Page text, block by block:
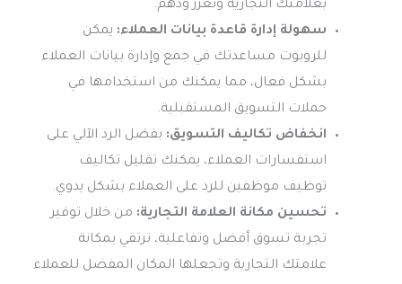
بعلامتك التجارية وتعزز ودّهم.
سهولة إدارة قاعدة بيانات العملاء: يمكن
للروبوت مساعدتك في جمع وإدارة بيانات العملاء
بشكل فعال، مما يمكنك من استخدامها في
حملات التسويق المستقبلية.
انخفاض تكاليف التسويق: بفضل الرد الآلي على
استفسارات العملاء، يمكنك تقليل تكاليف
توظيف موظفين للرد على العملاء بشكل يدوي.
تحسين مكانة العلامة التجارية: من خلال توفير
تجربة تسوق أفضل وتفاعلية، ترتقي بمكانة
علامتك التجارية وتجعلها المكان المفضل للعملاء